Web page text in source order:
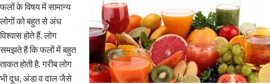
फलों के विषय में सामान्य
लोगों को बहुत से अंध
विश्वास होते हैं. लोग
समझते हैं कि फलों में बहुत
ताकत होती है. गरीब लोग
भी दूध, अंडा व दाल जैसे